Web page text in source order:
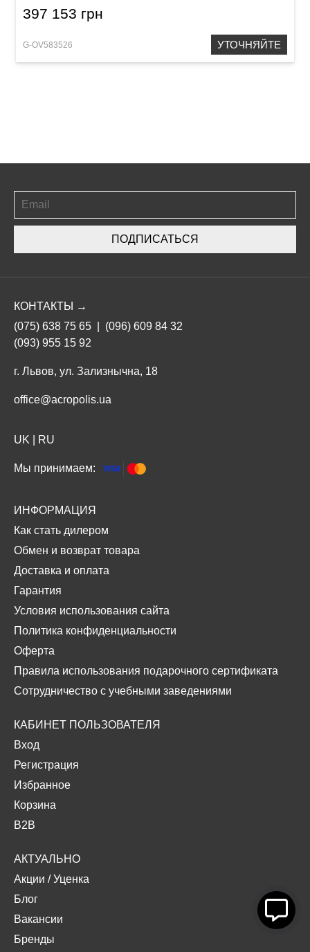
397 153 грн
G-OV583526 УТОЧНЯЙТЕ
ПОДПИСАТЬСЯ
КОНТАКТЫ →
(075) 638 75 65
(096) 609 84 32
(093) 955 15 92
г. Львов, ул. Зализнычна, 18
office@acropolis.ua
UK RU
Мы принимаем:
ИНФОРМАЦИЯ
Как стать дилером
Обмен и возврат товара
Доставка и оплата
Гарантия
Условия использования сайта
Политика конфиденциальности
Оферта
Правила использования подарочного сертификата
Сотрудничество с учебными заведениями
КАБИНЕТ ПОЛЬЗОВАТЕЛЯ
Вход
Регистрация
Избранное
Корзина
B2B
АКТУАЛЬНО
Акции /Уценка
Блог
Вакансии
Бренды